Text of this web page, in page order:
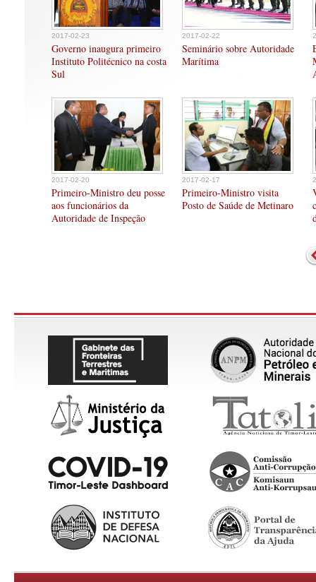
2017-02-23
Governo inaugura primeiro
Instituto Politécnico na costa
Sul
2017-02-22
Seminário sobre Autoridade
Marítima
2017-02-20
Primeiro-Ministro deu posse
aos funcionários da
Autoridade de Inspeção
2017-02-17
Primeiro-Ministro visita
Posto de Saúde de Metinaro